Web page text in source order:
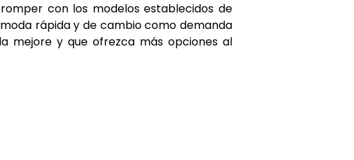
con los modelos establecidos de
rápida y de cambio como demanda
mejore y que ofrezca más opciones al